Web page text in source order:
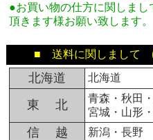
●お買い物の仕方に関しま
頂きます様お願い致します。
■ 送料に関しまして
北海道 北海道
東 北
青森・秋田
宮城・山形
信 越 新潟・長野